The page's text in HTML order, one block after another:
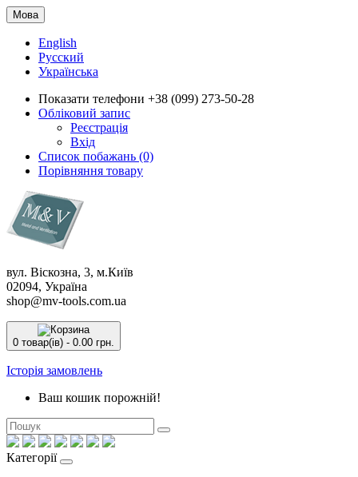
Мова
English
Русский
Українська
Показати телефони +38 (099) 273-50-28
Обліковий запис
Реєстрація
Вхід
Список побажань (0)
Порівняння товару
вул. Віскозна, 3, м.Київ
02094, Україна
shop@mv-tools.com.ua
0 товар(ів) - 0.00 грн.
Історія замовлень
Ваш кошик порожній!
Категорії